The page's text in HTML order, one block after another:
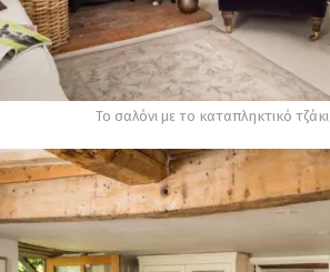
Το σαλόνι με το καταπληκτικό τζάκι